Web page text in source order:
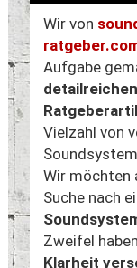
Wir von
Aufgabe
Vielzahl von
Wir möchten
Suche nach
Zweifel
Klarheit